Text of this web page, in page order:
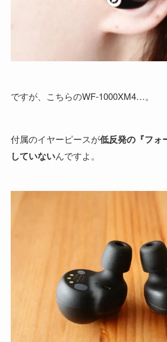
ですが、こちらのWF-1000XM4…。
付属のイヤーピースが低反発の『フォ
していないんですよ。